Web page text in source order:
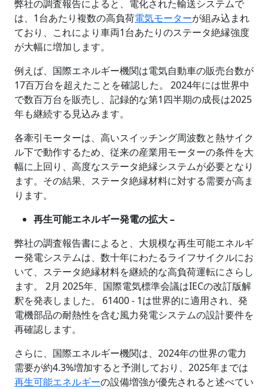
弊社の調査報告によると、電化された輸送システムで
は、1台あたり複数の高負荷電気モーターが組み込まれ
ており、これにより車両1台あたりのステータ絶縁強度
が大幅に増加します。
例えば、国際エネルギー機関は電気自動車の販売台数が
17百万台を超えたことを確認した。 2024年には世界中
で数百万台を販売し、記録的な第1四半期の成長は2025
年も継続する見込みます。
各牽引モーターは、高いスイッチング周波数と熱サイク
ル下で動作するため、従来の産業用モーターの条件を大
幅に上回り、高度なステータ絶縁システムが必要となり
ます。その結果、ステータ絶縁材料に対する需要が高ま
ります。
再生可能エネルギー発電の拡大 –
弊社の調査報告書によると、大規模な再生可能エネルギ
ー発電システムは、数十年にわたるライフサイクルにお
いて、ステータ絶縁材料を継続的な高負荷運転にさらし
ます。 2月 2025年、国際電気標準会議はIECの改訂版解
釈を発表しました。 61400 - 1は世界的に適用され、発
電機部品の耐熱性を含む風力発電システムの設計要件を
再確認します。
さらに、国際エネルギー機関は、2024年の世界の電力
需要が約4.3%増加すると予測しており、2025年までは
再生可能エネルギーの設備増強が優先されると述べてい